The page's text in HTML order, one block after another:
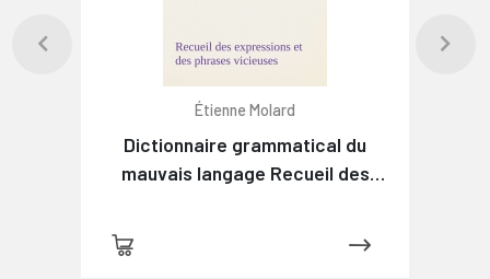
Étienne Molard
Dictionnaire grammatical du
mauvais langage Recueil des
vicieuses usitées en France, et